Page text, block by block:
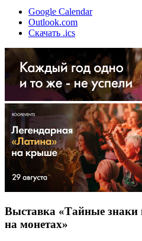
Google Calendar
Outlook.com
Скачать .ics
Выставка «Тайные
на монетах»